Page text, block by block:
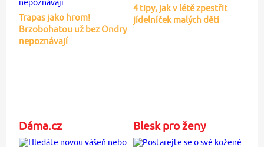
Trapas jako hrom!
Brzobohatou už bez Ondry
nepoznávají
4 tipy, jak v létě zpestřit
jídelníček malých dětí
Dáma.cz Blesk pro ženy